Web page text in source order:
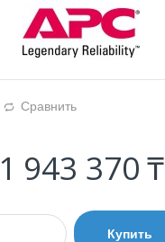
d Сравнить
1 943 370 ₸
Купить